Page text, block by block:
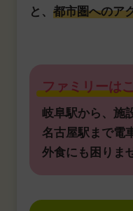
と、 都市圏へのア
ファミリーは
岐阜駅から、施
名古屋駅まで電
外食にも困りま